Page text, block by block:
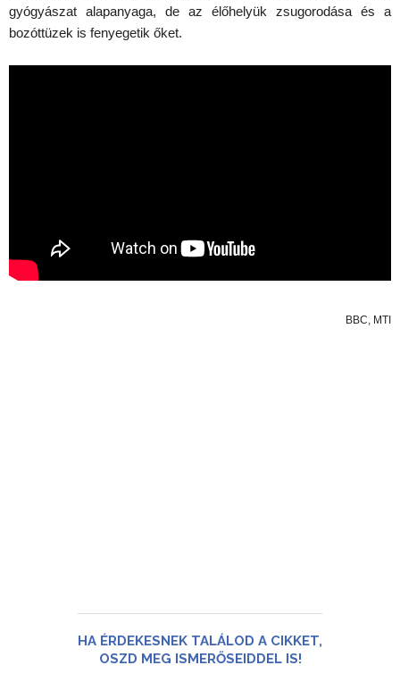
gyógyászat alapanyaga, de az élőhelyük zsugorodása és a
bozóttüzek is fenyegetik őket.
BBC, MTI
HA ÉRDEKESNEK TALÁLOD A CIKKET,
OSZD MEG ISMERŐSEIDDEL IS!